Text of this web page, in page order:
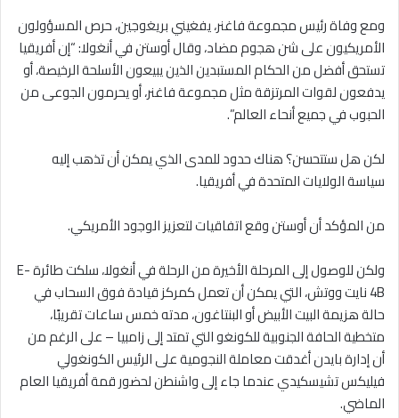
ومع وفاة رئيس مجموعة فاغنر، يفغيني بريغوجين، حرص المسؤولون
الأمريكيون على شن هجوم مضاد، وقال أوستن في أنغولا: “إن أفريقيا
تستحق أفضل من الحكام المستبدين الذين يبيعون الأسلحة الرخيصة، أو
يدفعون لقوات المرتزقة مثل مجموعة فاغنر، أو يحرمون الجوعى من
الحبوب في جميع أنحاء العالم”.
لكن هل ستتحسن؟ هناك حدود للمدى الذي يمكن أن تذهب إليه
سياسة الولايات المتحدة في أفريقيا.
من المؤكد أن أوستن وقع اتفاقيات لتعزيز الوجود الأمريكي.
ولكن للوصول إلى المرحلة الأخيرة من الرحلة في أنغولا، سلكت طائرة E-
4B نايت ووتش، التي يمكن أن تعمل كمركز قيادة فوق السحاب في
حالة هزيمة البيت الأبيض أو البنتاغون، مدته خمس ساعات تقريبًا،
متخطية الحافة الجنوبية للكونغو التي تمتد إلى زامبيا – على الرغم من
أن إدارة بايدن أغدقت معاملة النجومية على الرئيس الكونغولي
فيليكس تشيسكيدي عندما جاء إلى واشنطن لحضور قمة أفريقيا العام
الماضي.